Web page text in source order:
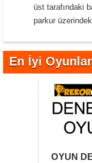
üst tarafındaki
parkur
En İyi Oyunlar
OYUN